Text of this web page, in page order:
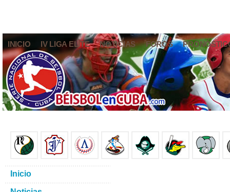
INICIO IV LIGA ELITE NOTICIAS FOROS
Inicio